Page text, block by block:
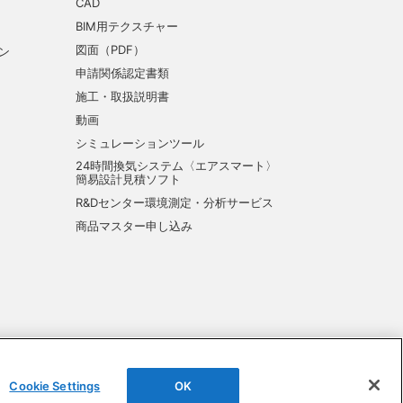
BIM用テクスチャー
図面（PDF）
申請関係認定書類
施工・取扱説明書
動画
シミュレーションツール
24時間換気システム〈エアスマート〉
簡易設計見積ソフト
R&Dセンター環境測定・分析サービス
商品マスター申し込み
Cookie Settings OK